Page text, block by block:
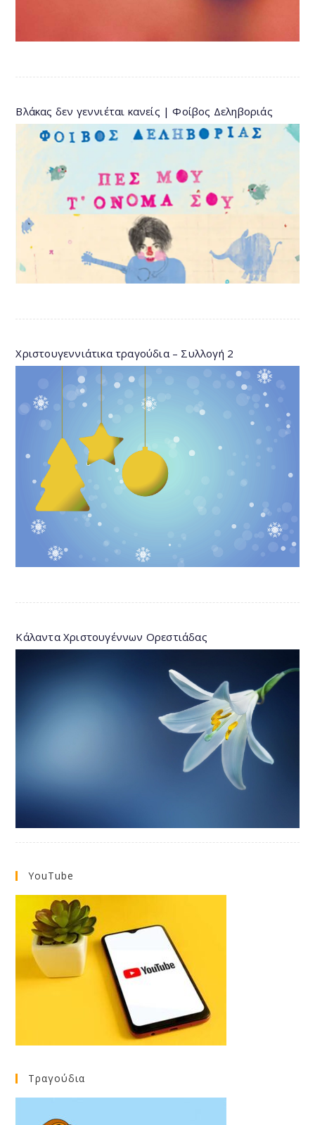
Βλάκας δεν γεννιέται κανείς | Φοίβος Δεληβοριάς
Χριστουγεννιάτικα τραγούδια – Συλλογή 2
Κάλαντα Χριστουγέννων Ορεστιάδας
YouTube
Τραγούδια